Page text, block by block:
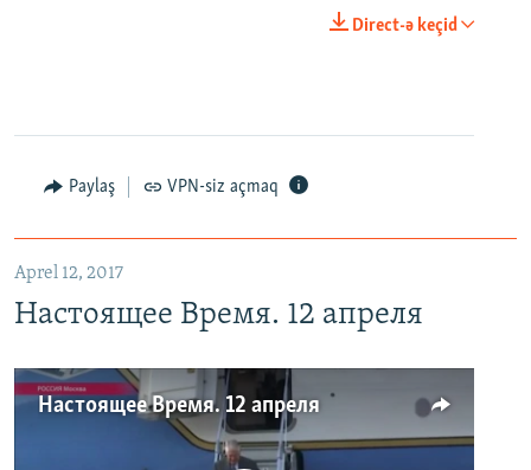
Direct-ə keçid
Paylaş VPN-siz açmaq
Aprel 12, 2017
Настоящее Время. 12 апреля
Настоящее Время. 12 апреля